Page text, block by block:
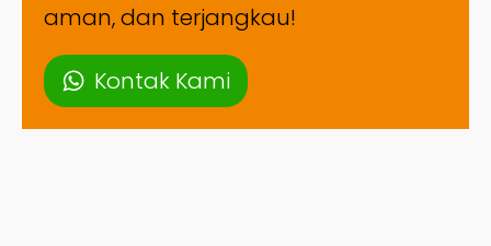
aman, dan terjangkau!
Kontak Kami